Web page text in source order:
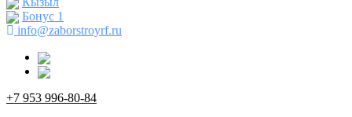
Бонус 1
info@zaborstroyrf.ru
+7 953 996-80-84